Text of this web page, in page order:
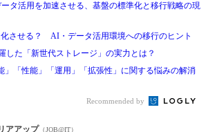
タ活用を加速させる、基盤の標準化と移行戦略の現
させる？ AI・データ活用環境への移行のヒント
した「新世代ストレージ」の実力とは？
」「性能」「運用」「拡張性」に関する悩みの解消
Recommended by
アアップ （JOB@IT）